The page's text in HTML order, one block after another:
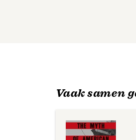
Vaak samen